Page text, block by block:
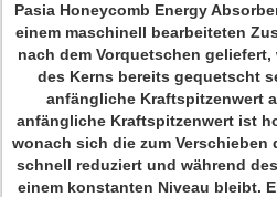
Pasia Honeycomb Energy
einem maschinell bearbeiteten
nach dem Vorquetschen
des Kerns bereits gequetscht
anfängliche Kraftspitzenwert
anfängliche Kraftspitzenwert ist
wonach sich die zum Verschieben
schnell reduziert und während
einem konstanten Niveau bleibt.